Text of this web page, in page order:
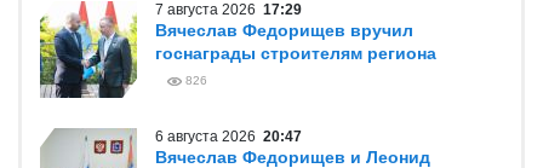
7 августа 2026 17:29
Вячеслав Федорищев вручил
госнаграды строителям региона
826
6 августа 2026 20:47
Вячеслав Федорищев и Леонид